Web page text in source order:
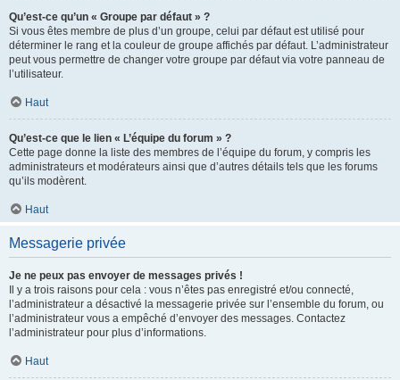
Qu’est-ce qu’un « Groupe par défaut » ?
Si vous êtes membre de plus d’un groupe, celui par défaut est utilisé pour
déterminer le rang et la couleur de groupe affichés par défaut. L’administrateur
peut vous permettre de changer votre groupe par défaut via votre panneau de
l’utilisateur.
Haut
Qu’est-ce que le lien « L’équipe du forum » ?
Cette page donne la liste des membres de l’équipe du forum, y compris les
administrateurs et modérateurs ainsi que d’autres détails tels que les forums
qu’ils modèrent.
Haut
Messagerie privée
Je ne peux pas envoyer de messages privés !
Il y a trois raisons pour cela : vous n’êtes pas enregistré et/ou connecté,
l’administrateur a désactivé la messagerie privée sur l’ensemble du forum, ou
l’administrateur vous a empêché d’envoyer des messages. Contactez
l’administrateur pour plus d’informations.
Haut